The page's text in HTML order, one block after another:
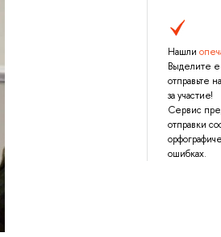
Нашли
Выделите
отправьте
за участие!
Сервис
отправки
ошибках.